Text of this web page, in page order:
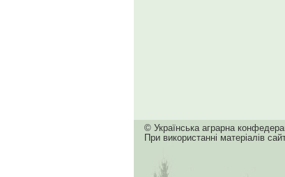
© Українська аграрна
При використанні матеріалів